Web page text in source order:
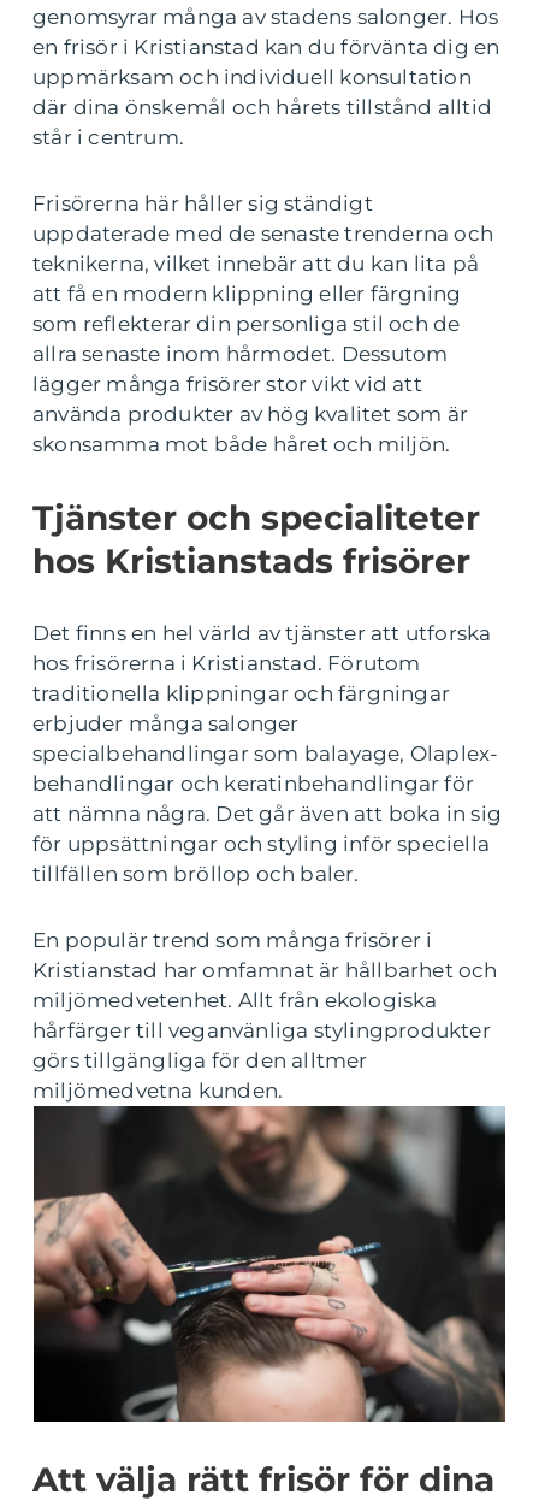
genomsyrar många av stadens salonger. Hos
en frisör i Kristianstad kan du förvänta dig en
uppmärksam och individuell konsultation
där dina önskemål och hårets tillstånd alltid
står i centrum.
Frisörerna här håller sig ständigt
uppdaterade med de senaste trenderna och
teknikerna, vilket innebär att du kan lita på
att få en modern klippning eller färgning
som reflekterar din personliga stil och de
allra senaste inom hårmodet. Dessutom
lägger många frisörer stor vikt vid att
använda produkter av hög kvalitet som är
skonsamma mot både håret och miljön.
Tjänster och specialiteter
hos Kristianstads frisörer
Det finns en hel värld av tjänster att utforska
hos frisörerna i Kristianstad. Förutom
traditionella klippningar och färgningar
erbjuder många salonger
specialbehandlingar som balayage, Olaplex-
behandlingar och keratinbehandlingar för
att nämna några. Det går även att boka in sig
för uppsättningar och styling inför speciella
tillfällen som bröllop och baler.
En populär trend som många frisörer i
Kristianstad har omfamnat är hållbarhet och
miljömedvetenhet. Allt från ekologiska
hårfärger till veganvänliga stylingprodukter
görs tillgängliga för den alltmer
miljömedvetna kunden.
Att välja rätt frisör för dina